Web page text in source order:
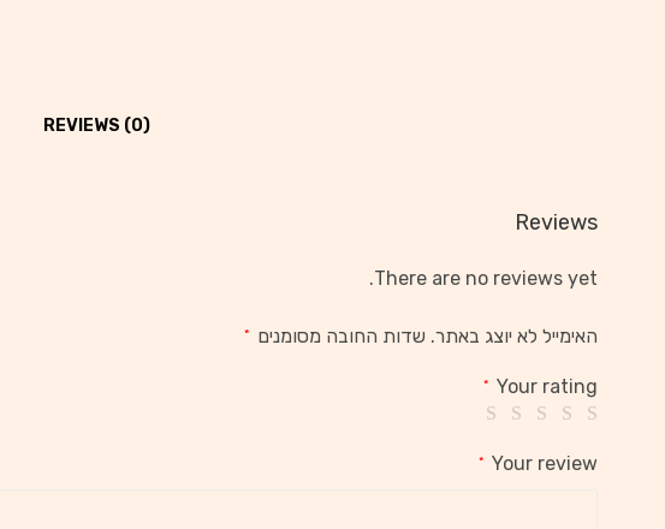
REVIEWS (0)
Reviews
There are no reviews yet.
האימייל לא יוצג באתר. שדות החובה מסומנים *
Your rating
*
Your review
*